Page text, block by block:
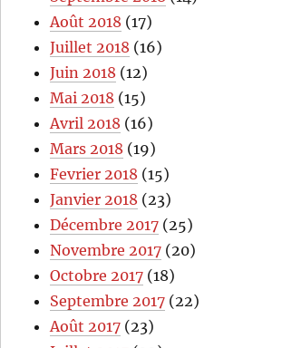
Août 2018 (17)
Juillet 2018 (16)
Juin 2018 (12)
Mai 2018 (15)
Avril 2018 (16)
Mars 2018 (19)
Fevrier 2018 (15)
Janvier 2018 (23)
Décembre 2017 (25)
Novembre 2017 (20)
Octobre 2017 (18)
Septembre 2017 (22)
Août 2017 (23)